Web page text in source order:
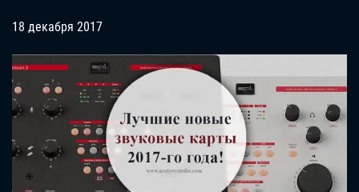
18 декабря 2017